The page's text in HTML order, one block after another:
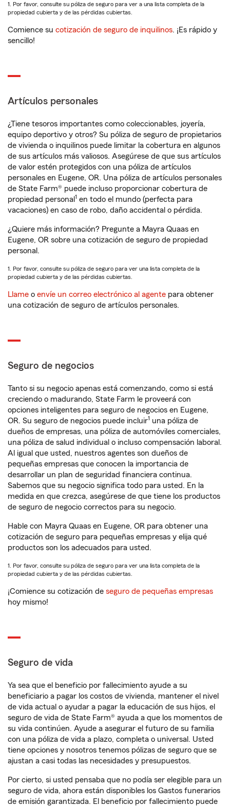
1. Por favor, consulte su póliza de seguro para ver a una lista completa de la
propiedad cubierta y de las pérdidas cubiertas.
Comience su cotización de seguro de inquilinos. ¡Es rápido y
sencillo!
Artículos personales
¿Tiene tesoros importantes como coleccionables, joyería,
equipo deportivo y otros? Su póliza de seguro de propietarios
de vivienda o inquilinos puede limitar la cobertura en algunos
de sus artículos más valiosos. Asegúrese de que sus artículos
de valor estén protegidos con una póliza de artículos
personales en Eugene, OR. Una póliza de artículos personales
de State Farm® puede incluso proporcionar cobertura de
propiedad personal 1 en todo el mundo (perfecta para
vacaciones) en caso de robo, daño accidental o pérdida.
¿Quiere más información? Pregunte a Mayra Quaas en
Eugene, OR sobre una cotización de seguro de propiedad
personal.
1. Por favor, consulte su póliza de seguro para ver una lista completa de la
propiedad cubierta y de las pérdidas cubiertas.
Llame o envíe un correo electrónico al agente para obtener
una cotización de seguro de artículos personales.
Seguro de negocios
Tanto si su negocio apenas está comenzando, como si está
creciendo o madurando, State Farm le proveerá con
opciones inteligentes para seguro de negocios en Eugene,
OR. Su seguro de negocios puede incluir1 una póliza de
dueños de empresas, una póliza de automóviles comerciales,
una póliza de salud individual o incluso compensación laboral.
Al igual que usted, nuestros agentes son dueños de
pequeñas empresas que conocen la importancia de
desarrollar un plan de seguridad financiera continua.
Sabemos que su negocio significa todo para usted. En la
medida en que crezca, asegúrese de que tiene los productos
de seguro de negocio correctos para su negocio.
Hable con Mayra Quaas en Eugene, OR para obtener una
cotización de seguro para pequeñas empresas y elija qué
productos son los adecuados para usted.
1. Por favor, consulte su póliza de seguro para ver una lista completa de la
propiedad cubierta y de las pérdidas cubiertas.
¡Comience su cotización de seguro de pequeñas empresas
hoy mismo!
Seguro de vida
Ya sea que el beneficio por fallecimiento ayude a su
beneficiario a pagar los costos de vivienda, mantener el nivel
de vida actual o ayudar a pagar la educación de sus hijos, el
seguro de vida de State Farm® ayuda a que los momentos de
su vida continúen. Ayude a asegurar el futuro de su familia
con una póliza de vida a plazo, completa o universal. Usted
tiene opciones y nosotros tenemos pólizas de seguro que se
ajustan a casi todas las necesidades y presupuestos.
Por cierto, si usted pensaba que no podía ser elegible para un
seguro de vida, ahora están disponibles los Gastos funerarios
de emisión garantizada. El beneficio por fallecimiento puede